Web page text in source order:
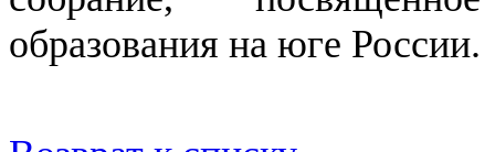
образования на юге России.